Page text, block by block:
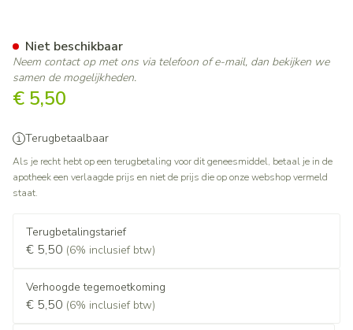
€ 5,50
Terugbetaalbaar
Als je recht hebt op een terugbetaling voor dit geneesmiddel, betaal je in de
apotheek een verlaagde prijs en niet de prijs die op onze webshop vermeld
staat.
Terugbetalingstarief
€ 5,50 (6% inclusief btw)
Verhoogde tegemoetkoming
€ 5,50 (6% inclusief btw)
Niet beschikbaar
Neem contact op met ons via telefoon of e-mail, dan bekijken we
samen de mogelijkheden.